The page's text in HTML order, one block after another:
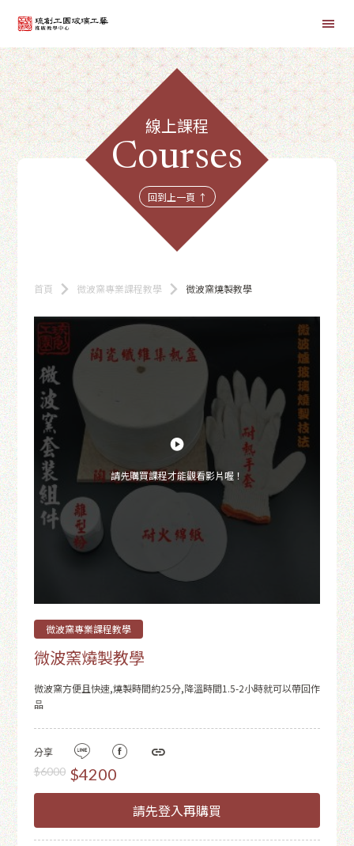
首頁
線上課程
線上課程
Courses
回到上一頁 ↑
首頁 微波窯專業課程教學 微波窯燒製教學
請先購買課程才能觀看影片喔！
微波窯專業課程教學
微波窯燒製教學
微波窯方便且快速,燒製時間約25分,降溫時間1.5-2小時就可以帶回作
品
分享
$6000 $4200
請先登入再購買